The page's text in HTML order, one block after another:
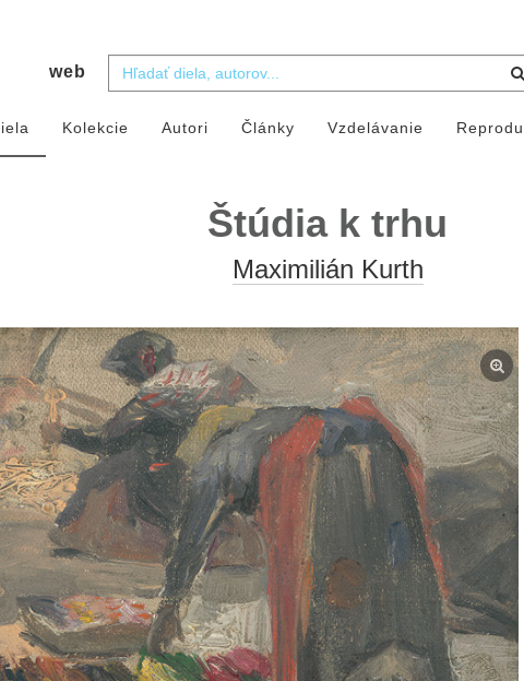
web
Kolekcie Autori Články Vzdelávanie
Štúdia k trhu
Maximilián Kurth